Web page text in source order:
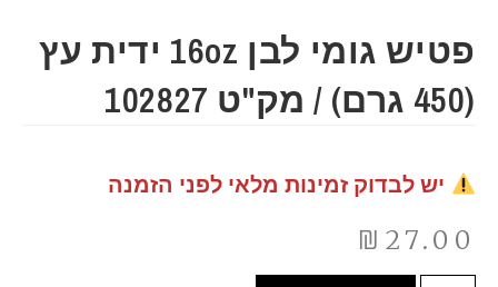
פטיש גומי לבן 16oz ידית עץ
(450 גרם) / מק"ט 102827
יש לבדוק זמינות מלאי לפני הזמנה
₪ 27.00